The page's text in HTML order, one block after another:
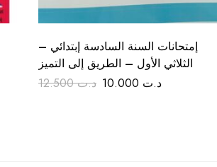
إمتحانات السنة السادسة إبتدائي –
الثلاثي الأول – الطريق إلى التميز
د.ت12.500 د.ت